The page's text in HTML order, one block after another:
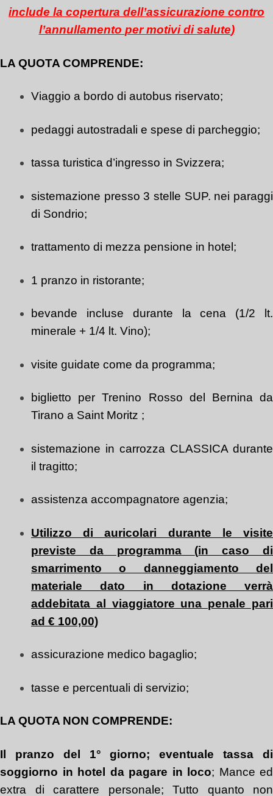
include la copertura dell’assicurazione contro
l’annullamento per motivi di salute)
LA QUOTA COMPRENDE:
Viaggio a bordo di autobus riservato;
pedaggi autostradali e spese di parcheggio;
tassa turistica d’ingresso in Svizzera;
sistemazione presso 3 stelle SUP. nei paraggi
di Sondrio;
trattamento di mezza pensione in hotel;
1 pranzo in ristorante;
bevande incluse durante la cena (1/2 lt.
minerale + 1/4 lt. Vino);
visite guidate come da programma;
biglietto per Trenino Rosso del Bernina da
Tirano a Saint Moritz ;
sistemazione in carrozza CLASSICA durante
il tragitto;
assistenza accompagnatore agenzia;
Utilizzo di auricolari durante le visite
previste da programma (in caso di
smarrimento o danneggiamento del
materiale dato in dotazione verrà
addebitata al viaggiatore una penale pari
ad € 100,00)
assicurazione medico bagaglio;
tasse e percentuali di servizio;
LA QUOTA NON COMPRENDE:
Il pranzo del 1° giorno;eventualetassa di
soggiorno in hotel da pagare in loco; Mance ed
extra di carattere personale; Tutto quanto non